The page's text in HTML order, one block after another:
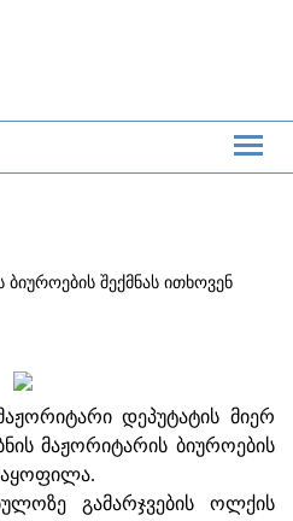
ბიუროების შექმნას ითხოვენ
დეპუტატის მიერ
მაჟორიტარის ბიუროების
გამარჯვების ოლქის